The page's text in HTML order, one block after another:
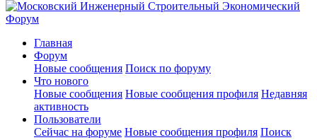
Главная
Форум
Новые сообщения Поиск по форуму
Что нового
Новые сообщения Новые сообщения профиля Недавняя
активность
Пользователи
Сейчас на форуме Новые сообщения профиля Поиск